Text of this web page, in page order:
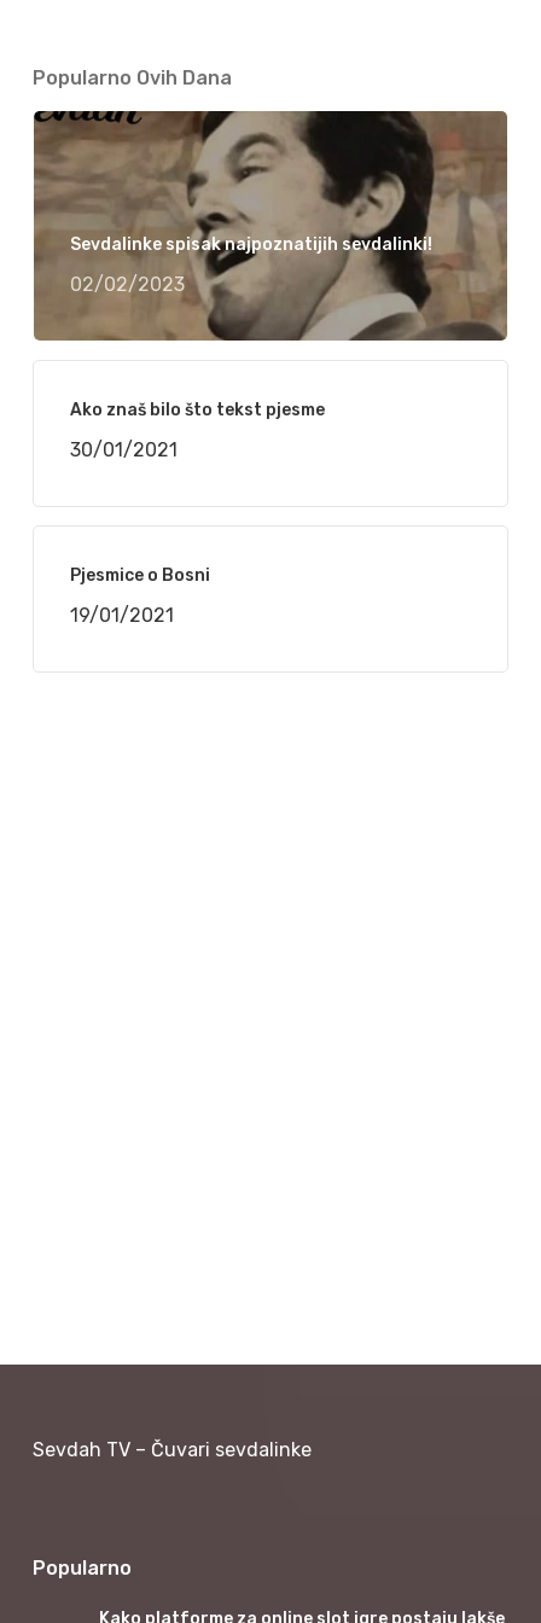
Popularno Ovih Dana
Sevdalinke spisak najpoznatijih sevdalinki!
02/02/2023
Ako znaš bilo što tekst pjesme
30/01/2021
Pjesmice o Bosni
19/01/2021
Sevdah TV – Čuvari sevdalinke
Popularno
Kako platforme za online slot igre postaju lakše